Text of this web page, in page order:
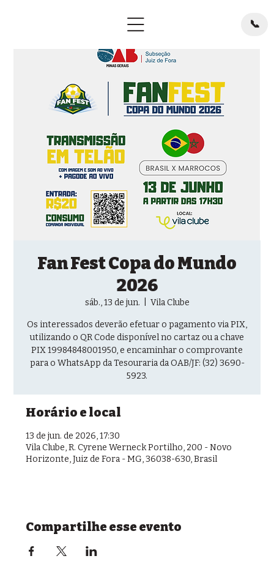
📞
Fan Fest Copa do Mundo
2026
sáb., 13 de jun. Vila Clube
Os interessados deverão efetuar o pagamento via PIX,
utilizando o QR Code disponível no cartaz ou a chave
PIX 19984848001950, e encaminhar o comprovante
para o WhatsApp da Tesouraria da OAB/JF: (32) 3690-
5923.
Horário e local
13 de jun. de 2026, 17:30
Vila Clube, R. Cyrene Werneck Portilho, 200 - Novo
Horizonte, Juiz de Fora - MG, 36038-630, Brasil
Compartilhe esse evento